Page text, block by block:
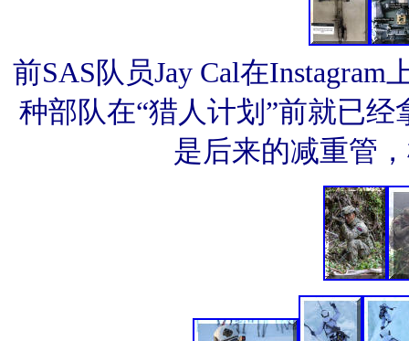
前SAS队员Jay Cal在
种部队在“猎人计划”前就已经
是后来的减重管